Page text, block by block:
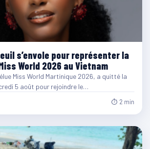
s’envole pour représenter la
World 2026 au Vietnam
Miss World Martinique 2026, a quitté la
5 août pour rejoindre le…
⏱ 2 min